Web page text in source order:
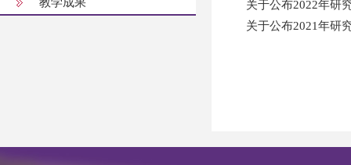
关于公布2022年研
关于公布2021年研